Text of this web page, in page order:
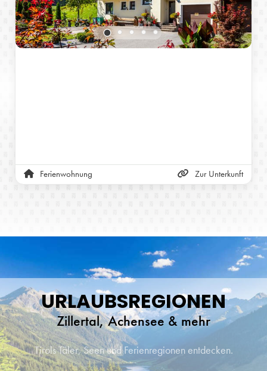
Ferienwohnung Zur Unterkunft
URLAUBSREGIONEN
Zillertal, Achensee & mehr
Tirols Täler, Seen und Ferienregionen entdecken.